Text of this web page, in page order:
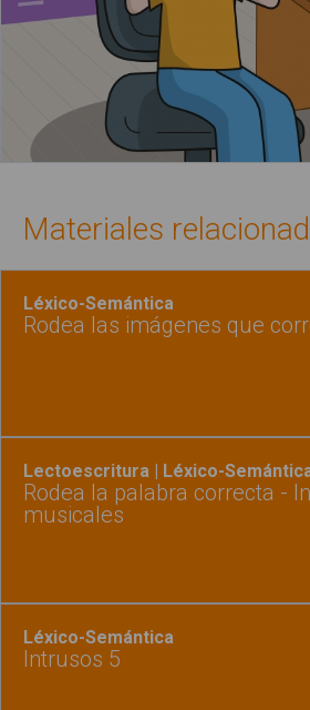
Materiales
Léxico-Semántica
Rodea las imágenes que
Lectoescritura | Léxico-
Rodea la palabra correcta -
musicales
Léxico-Semántica
Intrusos 5